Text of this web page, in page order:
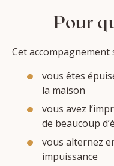
Pour
Cet accompagnement
vous êtes
la maison
vous avez
de beaucoup
vous alternez
impuissance